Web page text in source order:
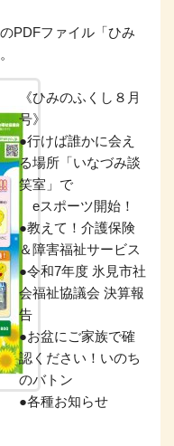
PDFファイル「ひみ
《ひみのふくし８月
号》
●行けば誰かに会え
る場所「いなづみ談
笑室」で
eスポーツ開始！
●教えて！介護保険
＆障害福祉サービス
●令和7年度 氷見市社
会福祉協議会 決算報
告
●お盆にご家族で確
認ください！いのち
のバトン
●各種お知らせ